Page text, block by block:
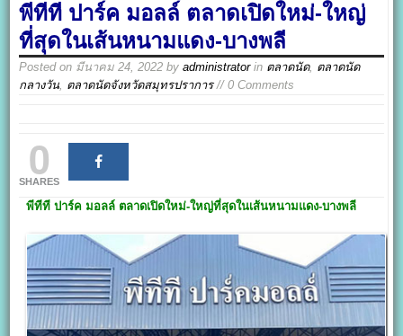
พีทีที ปาร์ค มอลล์ ตลาดเปิดใหม่-ใหญ่
ที่สุดในเส้นหนามแดง-บางพลี
Posted on มีนาคม 24, 2022 byadministratorin ตลาดนัด, ตลาดนัด
กลางวัน, ตลาดนัดจังหวัดสมุทรปราการ// 0 Comments
0
SHARES
พีทีที ปาร์ค มอลล์ ตลาดเปิดใหม่-ใหญ่ที่สุดในเส้นหนามแดง-บางพลี